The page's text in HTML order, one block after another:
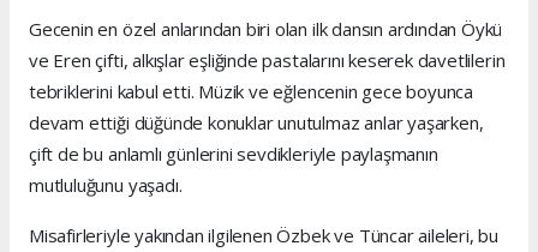
Gecenin en özel anlarından biri olan ilk dansın ardından Öykü
ve Eren çifti, alkışlar eşliğinde pastalarını keserek davetlilerin
tebriklerini kabul etti. Müzik ve eğlencenin gece boyunca
devam ettiği düğünde konuklar unutulmaz anlar yaşarken,
çift de bu anlamlı günlerini sevdikleriyle paylaşmanın
mutluluğunu yaşadı.
Misafirleriyle yakından ilgilenen Özbek ve Tüncar aileleri, bu